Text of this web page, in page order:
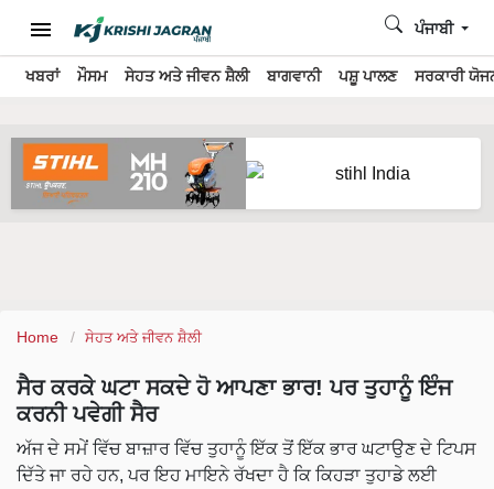
ਖਬਰਾਂ ਮੌਸਮ ਸੇਹਤ ਅਤੇ ਜੀਵਨ ਸ਼ੈਲੀ ਬਾਗਵਾਨੀ ਪਸ਼ੂ ਪਾਲਣ ਸਰਕਾਰੀ
ਪੰਜਾਬੀ
Home ਸੇਹਤ ਅਤੇ ਜੀਵਨ ਸ਼ੈਲੀ
ਸੈਰ ਕਰਕੇ ਘਟਾ ਸਕਦੇ ਹੋ ਆਪਣਾ ਭਾਰ! ਪਰ ਤੁਹਾਨੂੰ ਇੰਜ
ਕਰਨੀ ਪਵੇਗੀ ਸੈਰ
ਅੱਜ ਦੇ ਸਮੇਂ ਵਿੱਚ ਬਾਜ਼ਾਰ ਵਿੱਚ ਤੁਹਾਨੂੰ ਇੱਕ ਤੋਂ ਇੱਕ ਭਾਰ ਘਟਾਉਣ ਦੇ ਟਿਪਸ
ਦਿੱਤੇ ਜਾ ਰਹੇ ਹਨ, ਪਰ ਇਹ ਮਾਇਨੇ ਰੱਖਦਾ ਹੈ ਕਿ ਕਿਹੜਾ ਤੁਹਾਡੇ ਲਈ